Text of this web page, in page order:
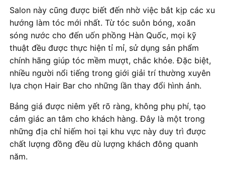
Salon này cũng được biết đến nhờ việc bắt kịp các xu
hướng làm tóc mới nhất. Từ tóc suôn bóng, xoăn
sóng nước cho đến uốn phồng Hàn Quốc, mọi kỹ
thuật đều được thực hiện tỉ mỉ, sử dụng sản phẩm
chính hãng giúp tóc mềm mượt, chắc khỏe. Đặc biệt,
nhiều người nổi tiếng trong giới giải trí thường xuyên
lựa chọn Hair Bar cho những lần thay đổi hình ảnh.
Bảng giá được niêm yết rõ ràng, không phụ phí, tạo
cảm giác an tâm cho khách hàng. Đây là một trong
những địa chỉ hiếm hoi tại khu vực này duy trì được
chất lượng đồng đều dù lượng khách đông quanh
năm.